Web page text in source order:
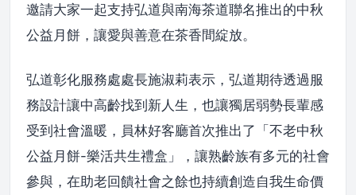
邀請大家一起支持弘道與南海茶道聯名推出的中秋
公益月餅，讓愛與善意在茶香間綻放。
弘道彰化服務處處長施淑莉表示，弘道期待透過服
務設計讓中高齡找到新人生，也讓獨居弱勢長輩感
受到社會溫暖，員林好客廳首次推出了「不老中秋
公益月餅-樂活共生禮盒」，讓熟齡族有多元的社會
參與，在助老回饋社會之餘也持續創造自我生命價